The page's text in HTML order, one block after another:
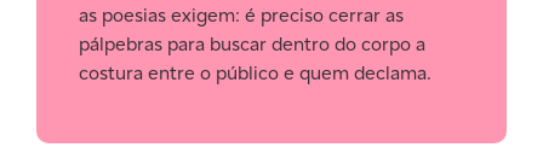
as poesias exigem: é preciso cerrar as
pálpebras para buscar dentro do corpo a
costura entre o público e quem declama.